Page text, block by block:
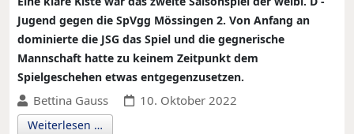
Jugend gegen die SpVgg Mössingen 2. Von Anfang an
dominierte die JSG das Spiel und die gegnerische
Mannschaft hatte zu keinem Zeitpunkt dem
Spielgeschehen etwas entgegenzusetzen.
Bettina Gauss 10. Oktober 2022
Weiterlesen …